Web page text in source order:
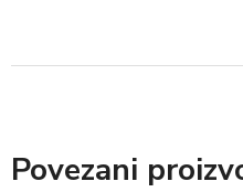
Povezani